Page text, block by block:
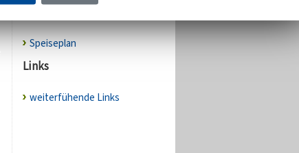
Speiseplan
Links
weiterfühende Links